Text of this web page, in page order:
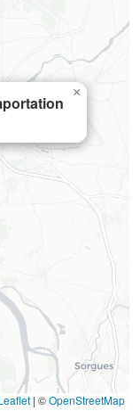
×
| ©OpenStreetMap